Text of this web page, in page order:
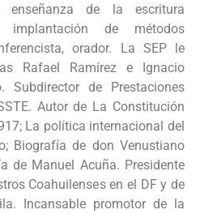
de la escritura
de métodos
orador. La SEP le
Rafael Ramírez e Ignacio
Subdirector de Prestaciones
Autor de La Constitución
La política internacional del
Biografía de don Venustiano
de Manuel Acuña. Presidente
Coahuilenses en el DF y de
Incansable promotor de la